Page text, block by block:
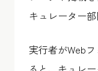
キュレーター部
実行者がWeb